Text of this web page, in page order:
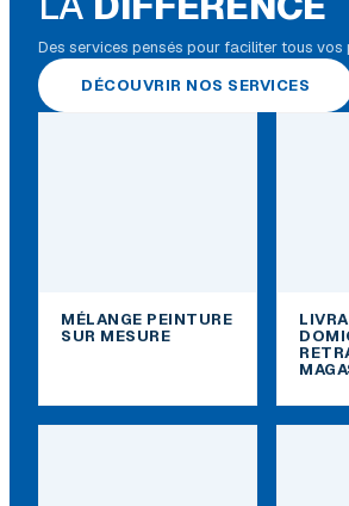
Des services pensés pour faciliter tous vos
DÉCOUVRIR NOS SERVICES
MÉLANGE PEINTURE
SUR MESURE